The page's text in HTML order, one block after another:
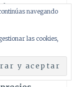
de esta
navegando
las cookies,